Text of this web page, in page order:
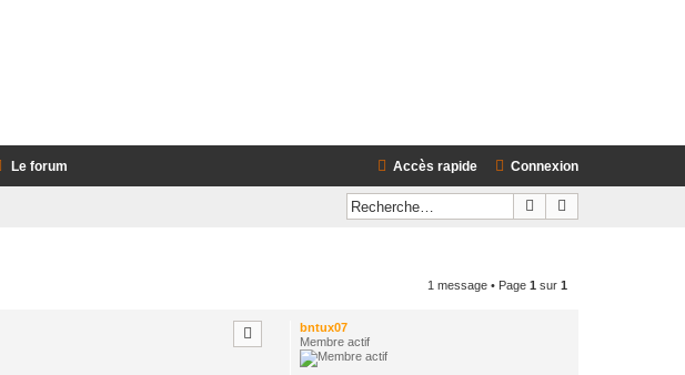
Le forum Connexion
Accès rapide
Rechercher
1 message • Page 1 sur 1
bntux07
Membre actif